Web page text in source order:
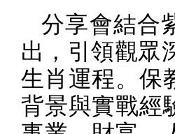
分享會結合
出，引領觀眾
生肖運程。保
背景與實戰經